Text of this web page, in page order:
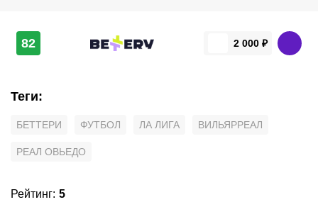
82 2 000 ₽
Теги:
БЕТТЕРИ ФУТБОЛ ЛА ЛИГА ВИЛЬЯРРЕАЛ
РЕАЛ ОВЬЕДО
Рейтинг: 5